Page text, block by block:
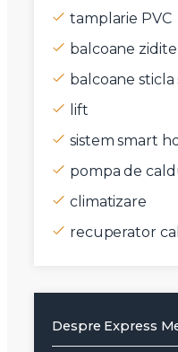
tamplarie PVC
balcoane zidite
balcoane sticla
lift
sistem smart
⁠pompa de
climatizare
⁠recuperator
Despre Express